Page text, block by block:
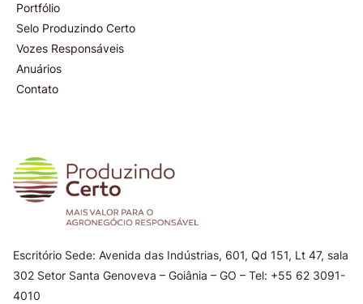
Portfólio
Selo Produzindo Certo
Vozes Responsáveis
Anuários
Contato
Escritório Sede: Avenida das Indústrias, 601, Qd 151, Lt 47, sala
302 Setor Santa Genoveva – Goiânia – GO – Tel: +55 62 3091-
4010